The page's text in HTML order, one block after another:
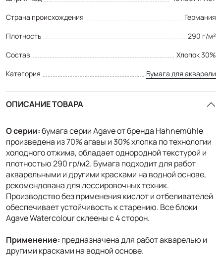
Страна происхождения
Германия
Плотность
290 г/м²
Состав
Хлопок 30%
Категория
Бумага для акварели
ОПИСАНИЕ ТОВАРА
О серии:бумага серии Agave от бренда Hahnemühle
произведена из 70% агавы и 30% хлопка по технологии
холодного отжима, обладает однородной текстурой и
плотностью 290 гр/м2. Бумага подходит для работ
акварельными и другими красками на водной основе,
рекомендована для лессировочных техник.
Производство без применения кислот и отбеливателей
обеспечивает устойчивость к старению. Все блоки
Agave Watercolour склеены с 4 сторон.
Применение: предназначена для работ акварелью и
другими красками на водной основе.